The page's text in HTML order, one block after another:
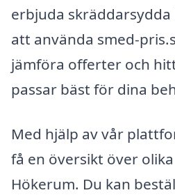
erbjuda skräddarsydda
att använda smed-
jämföra offerter och
passar bäst för dina
Med hjälp av vår
få en översikt över
Hökerum. Du kan